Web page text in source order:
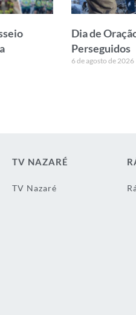
Dia de
Perseguidos
6 de agosto de 2026
TV NAZARÉ
TV Nazaré